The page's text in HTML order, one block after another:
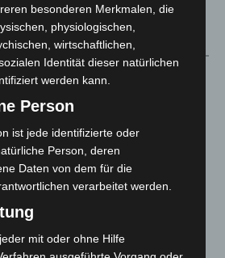
Mehr vom Autor
trifft Weingenuss: Barbara-
Mehring zeigt ihre Werke im
Turbobaustelle startet
Hannover-West und
Erste Tigermücken-
besonderen Merkmalen, die
physiologischen,
wirtschaftlichen,
Identität dieser natürlichen
werden kann.
Person
ist jede identifizierte oder
Person, deren
Daten von dem für die
verarbeitet werden.
mit oder ohne Hilfe